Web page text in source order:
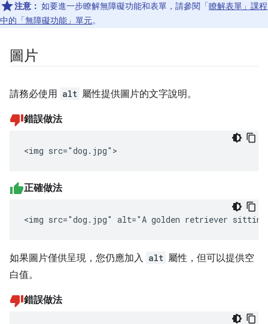
注意： 如要進一步瞭解無障礙功能和表單，請參閱「 瞭解表單」課程
中的「無障礙功能」單元。
圖片
請務必使用 alt 屬性提供圖片的文字說明。
錯誤做法
<img src="dog.jpg">
正確做法
<img src="dog.jpg" alt="A golden retriever sitting
如果圖片僅供呈現，您仍應加入 alt 屬性，但可以提供空
白值。
錯誤做法